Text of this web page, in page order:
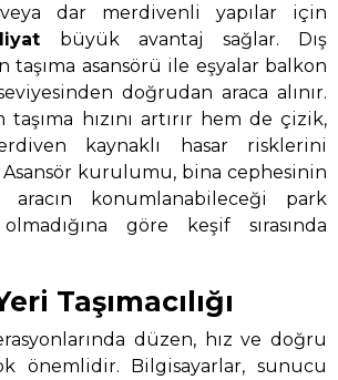
dar merdivenli yapılar için
büyük avantaj sağlar. Dış
taşıma asansörü ile eşyalar balkon
doğrudan araca alınır.
hızını artırır hem de çizik,
kaynaklı hasar risklerini
Asansör kurulumu, bina cephesinin
konumlanabileceği park
göre keşif sırasında
Taşımacılığı
düzen, hız ve doğru
önemlidir. Bilgisayarlar, sunucu